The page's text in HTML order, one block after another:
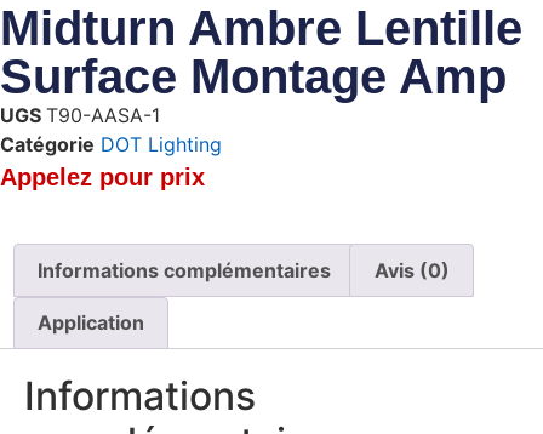
Midturn Ambre Lentille
Surface Montage Amp
UGS T90-AASA-1
Catégorie DOT Lighting
Appelez pour prix
Informations complémentaires Avis (0)
Application
Informations